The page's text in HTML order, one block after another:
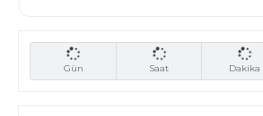
Gün Saat Dakika